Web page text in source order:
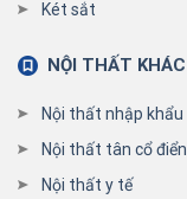
Két sắt
NỘI THẤT KHÁC
Nội thất nhập khẩu
Nội thất tân cổ điển
Nội thất y tế